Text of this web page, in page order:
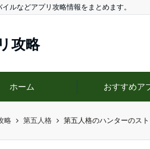
イルなどアプリ攻略情報をまとめます。
攻略
ホーム おすすめア
略 第五人格 第五人格のハンターのス